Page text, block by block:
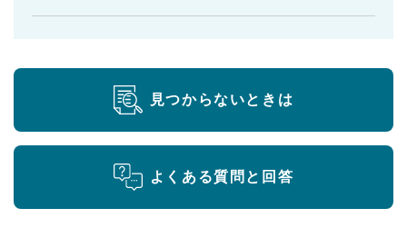
見つからないときは
よくある質問と回答